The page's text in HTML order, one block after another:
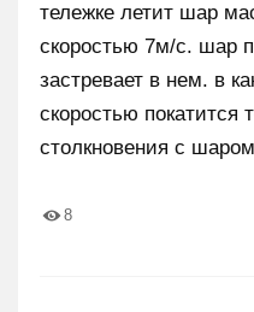
тележке летит шар
скоростью 7м/с. шар
застревает в нем. в
скоростью покатится
столкновения с
8